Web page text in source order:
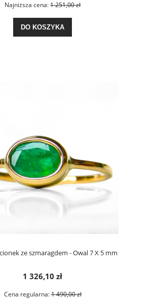
Najniższa cena:1 251,00 zł
DO KOSZYKA
ze szmaragdem - Owal 7 X 5 mm
1 326,10 zł
Cena regularna:1 490,00 zł